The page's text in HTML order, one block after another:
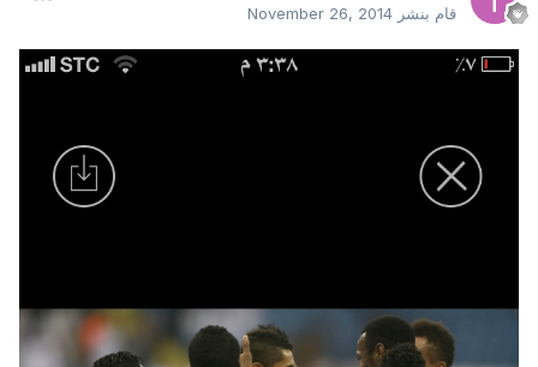
قام بنشر November 26, 2014